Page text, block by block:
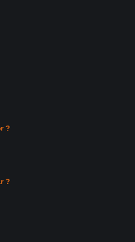
?
?